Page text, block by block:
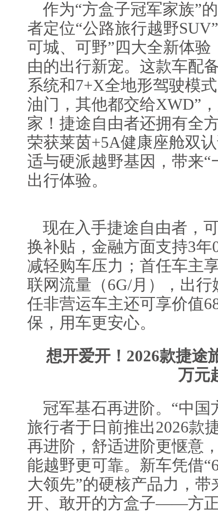
作为“方盒子冠军家族”
者定位“公路旅行越野
可城、可野”四大全新体
由的出行新宠。这款车配
系统和7+X全地形驾驶模
油门，其他都交给XWD”
家！捷途自由者还拥有全
荣获莱茵+5A健康座舱双
适与硬派越野基因，带来“
出行体验。
现在入手捷途自由者，
换补贴，金融方面支持3
减轻购车压力；首任车主
联网流量（6G/月），出
任非营运车主还可享价值
保，用车更安心。
想开爱开！2026款捷途
万元
冠军基石再进阶。“中国
旅行者于日前推出2026款
再进阶，舒适进阶更惬意
能越野更可靠。新车凭借
大领先”的硬核产品力，
开、敢开的方盒子——方